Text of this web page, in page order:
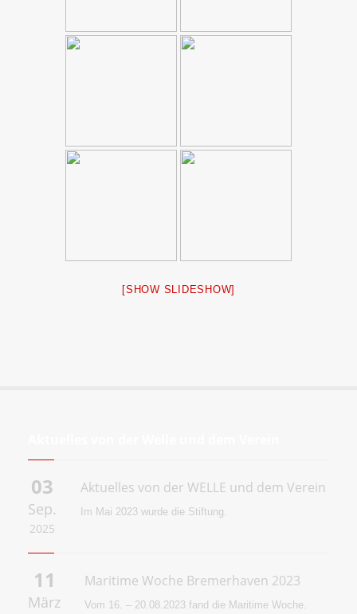
[SHOW SLIDESHOW]
03
Sep.
2025
Aktuelles von der WELLE und dem Verein
Im Mai 2023 wurde die Stiftung.
11
März
Maritime Woche Bremerhaven 2023
Vom 16. – 20.08.2023 fand die Maritime Woche.